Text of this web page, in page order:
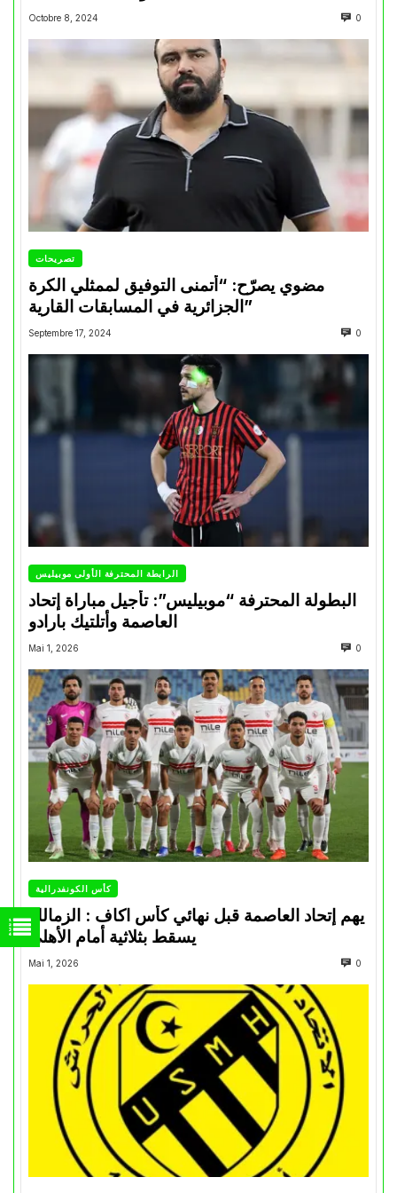
Octobre 8, 2024 0
تصريحات
مضوي يصرّح: “أتمنى التوفيق لممثلي الكرة
الجزائرية في المسابقات القارية”
Septembre 17, 2024 0
الرابطة المحترفة الأولى موبيليس
البطولة المحترفة “موبيليس”: تأجيل مباراة إتحاد
العاصمة وأتلتيك بارادو
Mai 1, 2026 0
كأس الكونفدرالية
يهم إتحاد العاصمة قبل نهائي كأس اكاف : الزمالك
Mai 1, 2026 0